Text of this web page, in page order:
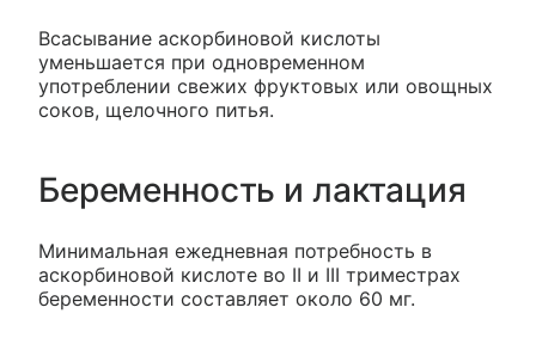
Всасывание аскорбиновой кислоты
уменьшается при одновременном
употреблении свежих фруктовых или овощных
соков, щелочного питья.
Беременность и лактация
Минимальная ежедневная потребность в
аскорбиновой кислоте во II и III триместрах
беременности составляет около 60 мг.